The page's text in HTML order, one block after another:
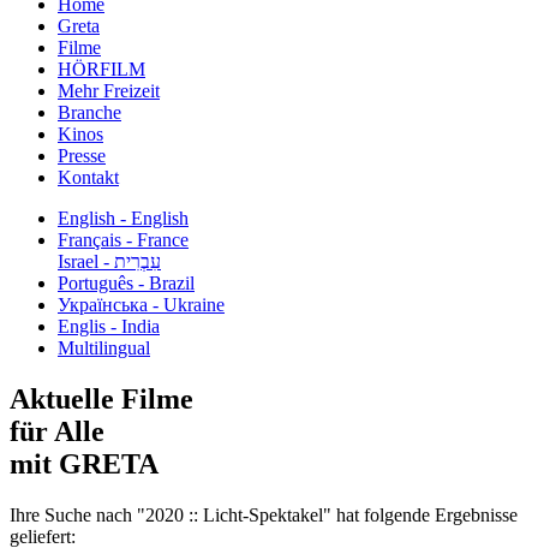
Home
Greta
Filme
HÖRFILM
Mehr Freizeit
Branche
Kinos
Presse
Kontakt
English - English
Français - France
עִבְרִית - Israel
Português - Brazil
Українська - Ukraine
Englis - India
Multilingual
Aktuelle Filme
für Alle
mit GRETA
Ihre Suche nach "2020 :: Licht-Spektakel" hat folgende Ergebnisse
geliefert: